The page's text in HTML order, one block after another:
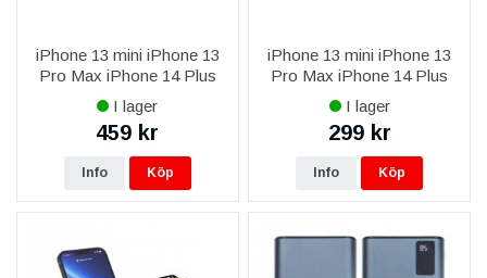
iPhone 13 mini iPhone 13
Pro Max iPhone 14 Plus
iPhone 14 Pro Max iPhone
15 Plus iPhone 15 Pro Max
iPhone 16 Plus iPhone 16
Pro
I lager
459 kr
Info Köp
iPhone 13 mini iPhone 13
Pro Max iPhone 14 Plus
iPhone 14 Pro Max iPhone
15 Plus iPhone 15 Pro Max
iPhone 16 Plus iPhone 16
Pro
I lager
299 kr
Info Köp